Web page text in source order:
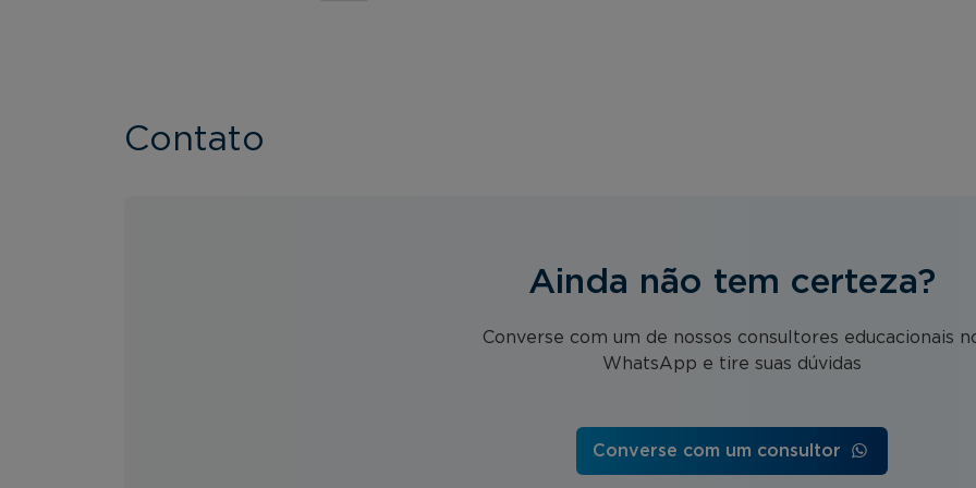
Contato
Ainda não tem certeza?
Converse com um de nossos consultores educacionais
WhatsApp e tire suas dúvidas
Converse com um consultor